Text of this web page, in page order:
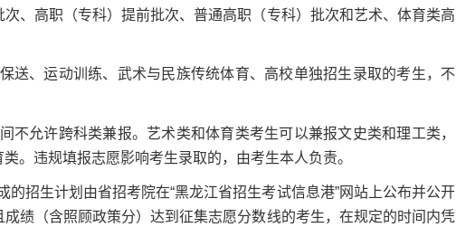
高职（专科）提前批次、普通高职（专科）批次和艺术、体育类高
、运动训练、武术与民族传统体育、高校单独招生录取的考生，不
允许跨科类兼报。艺术类和体育类考生可以兼报文史类和理工类，
。违规填报志愿影响考生录取的，由考生本人负责。
招生计划由省招考院在“黑龙江省招生考试信息港”网站上公布并公开
绩（含照顾政策分）达到征集志愿分数线的考生，在规定的时间内凭